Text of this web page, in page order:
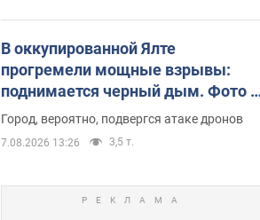
В оккупированной Ялте
прогремели мощные взрывы:
поднимается черный дым. Фото и
видео
Город, вероятно, подвергся атаке дронов
7.08.2026 13:26 3,5 т.